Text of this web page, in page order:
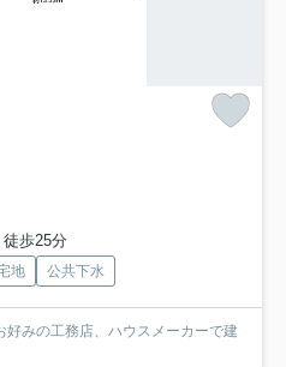
歩25分
地 公共下水
みの工務店、ハウスメーカーで建